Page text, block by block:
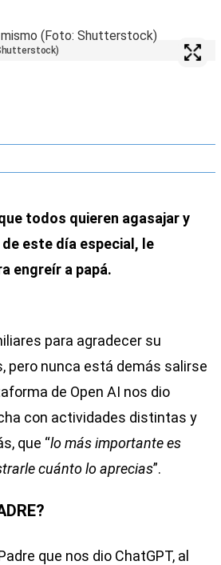
todos quieren agasajar y
este día especial, le
engreír a papá.
para agradecer su
pero nunca está demás salirse
de Open AI nos dio
con actividades distintas y
que “lo más importante es
cuánto lo aprecias”.
que nos dio ChatGPT, al